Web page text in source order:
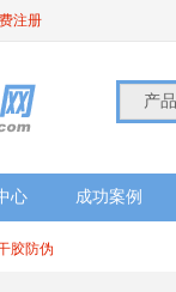
注册
产品
心 成功案例
胶防伪